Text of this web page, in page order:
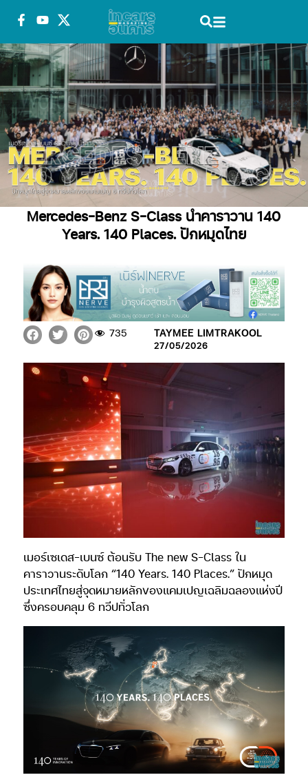
Mercedes-Benz S-Class นำคาราวาน 140
Years. 140 Places. ปักหมุดไทย
TAYMEE LIMTRAKOOL
27/05/2026
735
เมอร์เซเดส-เบนซ์ ต้อนรับ The new S-Class ใน
คาราวานระดับโลก “140 Years. 140 Places.” ปักหมุด
ประเทศไทยสู่จุดหมายหลักของแคมเปญเฉลิมฉลองแห่งปี
ซึ่งครอบคลุม 6 ทวีปทั่วโลก